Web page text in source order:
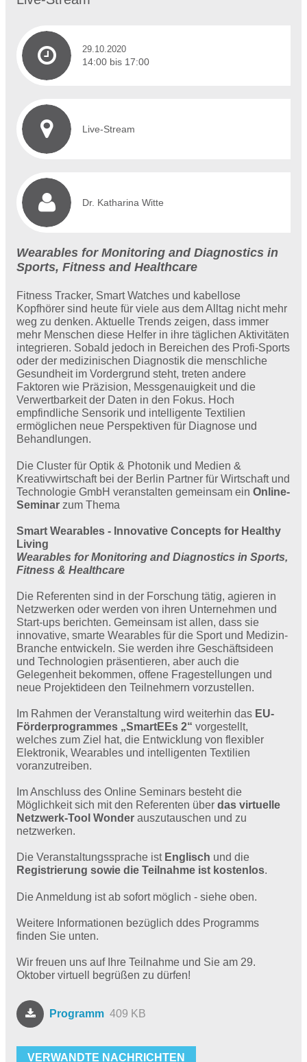
29.10.2020
14:00 bis 17:00
Live-Stream
Dr. Katharina Witte
Wearables for Monitoring and Diagnostics in
Sports, Fitness and Healthcare
Fitness Tracker, Smart Watches und kabellose
Kopfhörer sind heute für viele aus dem Alltag nicht mehr
weg zu denken. Aktuelle Trends zeigen, dass immer
mehr Menschen diese Helfer in ihre täglichen Aktivitäten
integrieren. Sobald jedoch in Bereichen des Profi-Sports
oder der medizinischen Diagnostik die menschliche
Gesundheit im Vordergrund steht, treten andere
Faktoren wie Präzision, Messgenauigkeit und die
Verwertbarkeit der Daten in den Fokus. Hoch
empfindliche Sensorik und intelligente Textilien
ermöglichen neue Perspektiven für Diagnose und
Behandlungen.
Die Cluster für Optik & Photonik und Medien &
Kreativwirtschaft bei der Berlin Partner für Wirtschaft und
Technologie GmbH veranstalten gemeinsam ein Online-
Seminar zum Thema
Smart Wearables - Innovative Concepts for Healthy
Living
Wearables for Monitoring and Diagnostics in Sports,
Fitness & Healthcare
Die Referenten sind in der Forschung tätig, agieren in
Netzwerken oder werden von ihren Unternehmen und
Start-ups berichten. Gemeinsam ist allen, dass sie
innovative, smarte Wearables für die Sport und Medizin-
Branche entwickeln. Sie werden ihre Geschäftsideen
und Technologien präsentieren, aber auch die
Gelegenheit bekommen, offene Fragestellungen und
neue Projektideen den Teilnehmern vorzustellen.
Im Rahmen der Veranstaltung wird weiterhin das EU-
Förderprogrammes „SmartEEs 2“ vorgestellt,
welches zum Ziel hat, die Entwicklung von flexibler
Elektronik, Wearables und intelligenten Textilien
voranzutreiben.
Im Anschluss des Online Seminars besteht die
Möglichkeit sich mit den Referenten über das virtuelle
Netzwerk-Tool Wonder auszutauschen und zu
netzwerken.
Die Veranstaltungssprache ist Englisch und die
Registrierung sowie die Teilnahme ist kostenlos.
Die Anmeldung ist ab sofort möglich - siehe oben.
Weitere Informationen bezüglich ddes Programms
finden Sie unten.
Wir freuen uns auf Ihre Teilnahme und Sie am 29.
Oktober virtuell begrüßen zu dürfen!
Programm 409 KB
VERWANDTE NACHRICHTEN